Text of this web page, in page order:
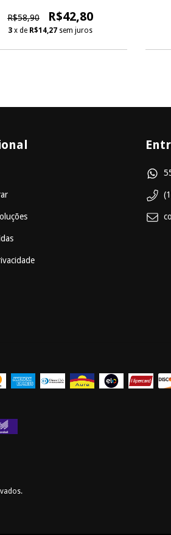
R$58,90 R$42,80
3 x de R$14,27 sem juros